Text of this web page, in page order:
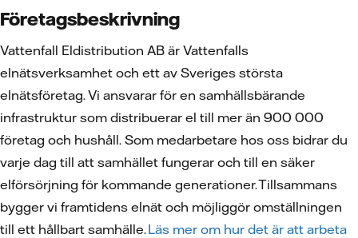
Företagsbeskrivning
Vattenfall Eldistribution AB är Vattenfalls
elnätsverksamhet och ett av Sveriges största
elnätsföretag. Vi ansvarar för en samhällsbärande
infrastruktur som distribuerar el till mer än 900 000
företag och hushåll. Som medarbetare hos oss bidrar du
varje dag till att samhället fungerar och till en säker
elförsörjning för kommande generationer. Tillsammans
bygger vi framtidens elnät och möjliggör omställningen
till ett hållbart samhälle.Läs mer om hur det är att arbeta